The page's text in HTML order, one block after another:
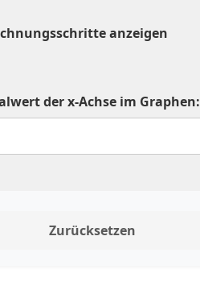
anzeigen
der x-Achse im Graphen:
Zurücksetzen